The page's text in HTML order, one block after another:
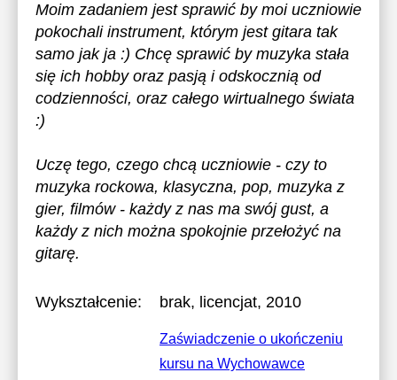
Moim zadaniem jest sprawić by moi uczniowie
pokochali instrument, którym jest gitara tak
samo jak ja :) Chcę sprawić by muzyka stała
się ich hobby oraz pasją i odskocznią od
codzienności, oraz całego wirtualnego świata
:)
Uczę tego, czego chcą uczniowie - czy to
muzyka rockowa, klasyczna, pop, muzyka z
gier, filmów - każdy z nas ma swój gust, a
każdy z nich można spokojnie przełożyć na
gitarę.
Wykształcenie: brak, licencjat, 2010
Zaświadczenie o ukończeniu
kursu na Wychowawce